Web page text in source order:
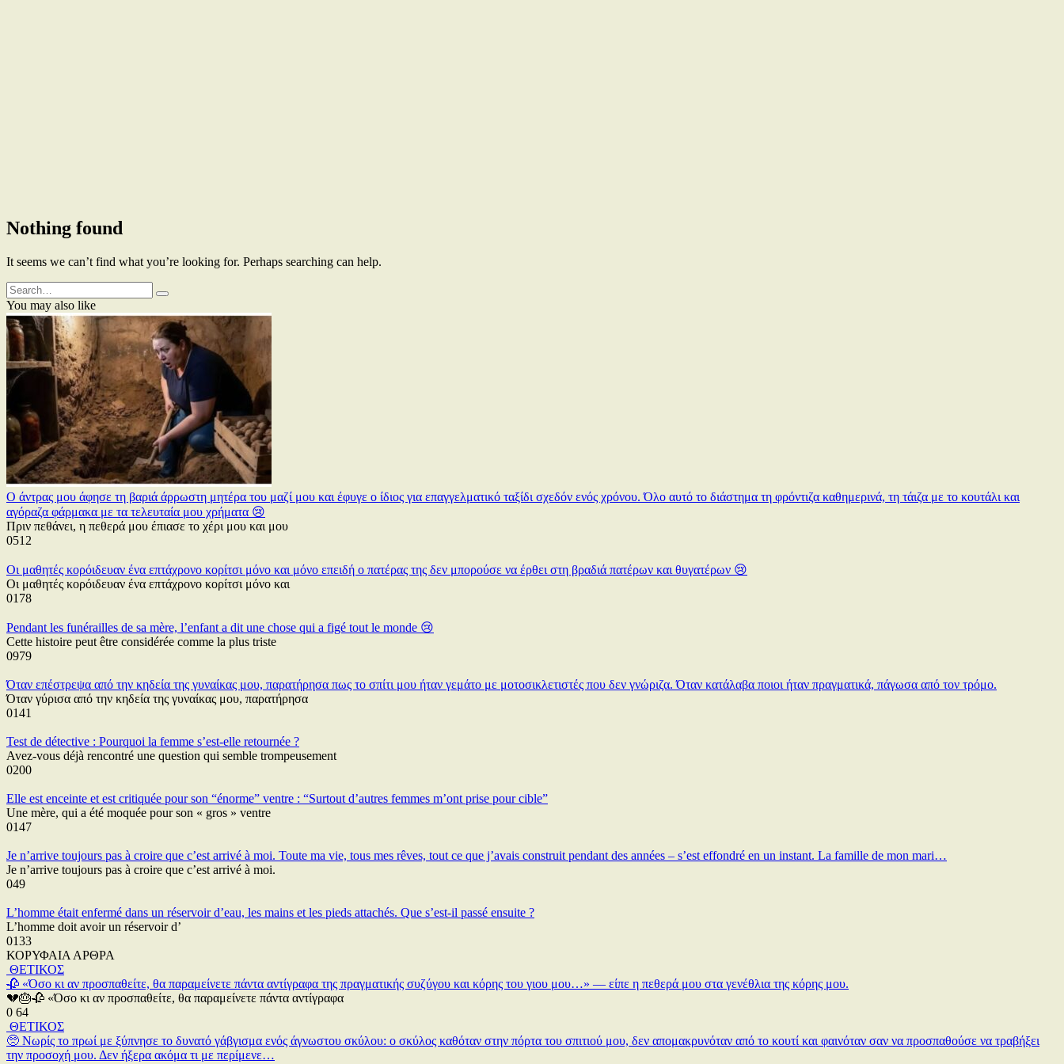
Nothing found
It seems we can’t find what you’re looking for. Perhaps searching can help.
Search
for:
You may also like
Ο άντρας μου άφησε τη βαριά άρρωστη μητέρα του μαζί μου και έφυγε ο ίδιος για επαγγελματικό ταξίδι σχεδόν ενός χρόνου. Όλο αυτό το διάστημα τη φρόντιζα καθημερινά, τη τάιζα με το κουτάλι και
αγόραζα φάρμακα με τα τελευταία μου χρήματα 😢
Πριν πεθάνει, η πεθερά μου έπιασε το χέρι μου και μου
0512
Οι μαθητές κορόιδευαν ένα επτάχρονο κορίτσι μόνο και μόνο επειδή ο πατέρας της δεν μπορούσε να έρθει στη βραδιά πατέρων και θυγατέρων 😢
Οι μαθητές κορόιδευαν ένα επτάχρονο κορίτσι μόνο και
0178
Pendant les funérailles de sa mère, l’enfant a dit une chose qui a figé tout le monde 😢
Cette histoire peut être considérée comme la plus triste
0979
Όταν επέστρεψα από την κηδεία της γυναίκας μου, παρατήρησα πως το σπίτι μου ήταν γεμάτο με μοτοσικλετιστές που δεν γνώριζα. Όταν κατάλαβα ποιοι ήταν πραγματικά, πάγωσα από τον τρόμο.
Όταν γύρισα από την κηδεία της γυναίκας μου, παρατήρησα
0141
Test de détective : Pourquoi la femme s’est-elle retournée ?
Avez-vous déjà rencontré une question qui semble trompeusement
0200
Elle est enceinte et est critiquée pour son “énorme” ventre : “Surtout d’autres femmes m’ont prise pour cible”
Une mère, qui a été moquée pour son « gros » ventre
0147
Je n’arrive toujours pas à croire que c’est arrivé à moi. Toute ma vie, tous mes rêves, tout ce que j’avais construit pendant des années – s’est effondré en un instant. La famille de mon mari…
Je n’arrive toujours pas à croire que c’est arrivé à moi.
049
L’homme était enfermé dans un réservoir d’eau, les mains et les pieds attachés. Que s’est-il passé ensuite ?
L’homme doit avoir un réservoir d’
0133
ΚΟΡΥΦΑΙΑ ΑΡΘΡΑ
ΘΕΤΙΚΟΣ
🥀 «Όσο κι αν προσπαθείτε, θα παραμείνετε πάντα αντίγραφα της πραγματικής συζύγου και κόρης του γιου μου…» — είπε η πεθερά μου στα γενέθλια της κόρης μου.
💔🎂🥀 «Όσο κι αν προσπαθείτε, θα παραμείνετε πάντα αντίγραφα
0 64
ΘΕΤΙΚΟΣ
🥺 Νωρίς το πρωί με ξύπνησε το δυνατό γάβγισμα ενός άγνωστου σκύλου: ο σκύλος καθόταν στην πόρτα του σπιτιού μου, δεν απομακρυνόταν από το κουτί και φαινόταν σαν να προσπαθούσε να τραβήξει
την προσοχή μου. Δεν ήξερα ακόμα τι με περίμενε…